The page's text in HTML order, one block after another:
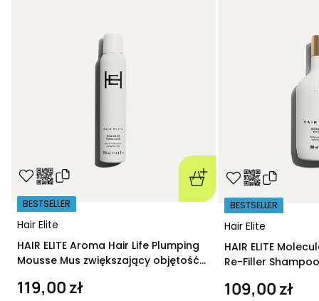
Hair Elite
BESTSELLER
HAIR ELITE Aroma Hair Life Plumping
Mousse Mus zwiększający objętość
119,00 zł
Hair Elite
BESTSELLER
HAIR ELITE
Re-Filler
109,00 zł